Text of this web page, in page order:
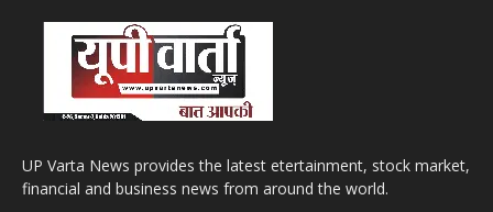
UP Varta News provides the latest etertainment, stock market,
financial and business news from around the world.